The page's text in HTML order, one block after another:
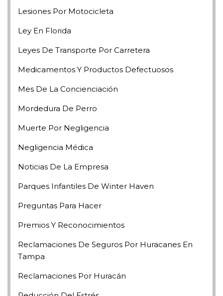
Lesiones Por Motocicleta
Ley En Florida
Leyes De Transporte Por Carretera
Medicamentos Y Productos Defectuosos
Mes De La Concienciación
Mordedura De Perro
Muerte Por Negligencia
Negligencia Médica
Noticias De La Empresa
Parques Infantiles De Winter Haven
Preguntas Para Hacer
Premios Y Reconocimientos
Reclamaciones De Seguros Por Huracanes En
Tampa
Reclamaciones Por Huracán